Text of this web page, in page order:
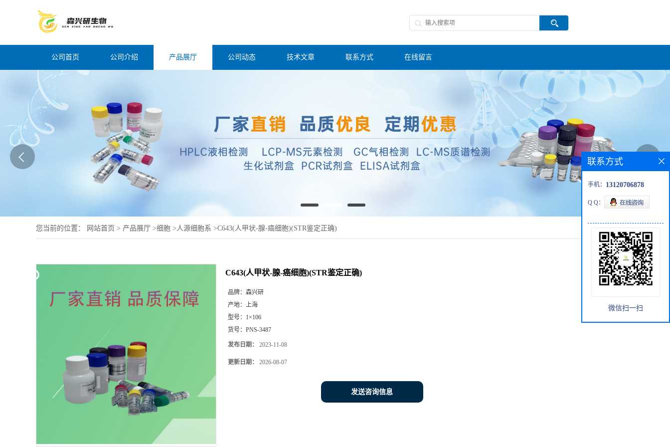
公司首页 公司介绍 产品展厅 公司动态 技术文章 联系方式 在线留言
您当前的位置： 网站首页 > 产品展厅 >细胞 >人源细胞系 >C643(人甲状-腺-癌细胞)(STR鉴定正确)
C643(人甲状-腺-癌细胞)(STR鉴定正确)
品牌： 森兴研
产地： 上海
型号： 1×106
货号： PNS-3487
发布日期： 2023-11-08
更新日期： 2026-08-07
发送咨询信息
联系方式
手机： 13120706878
Q Q：
微信扫一扫